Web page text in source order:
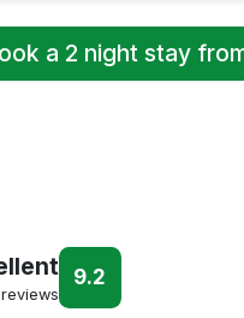
a 2 night stay
9.2